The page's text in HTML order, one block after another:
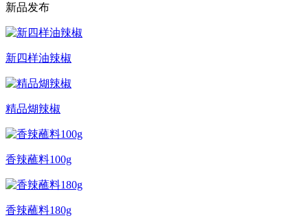
新品发布
新四样油辣椒
精品煳辣椒
香辣蘸料100g
香辣蘸料180g